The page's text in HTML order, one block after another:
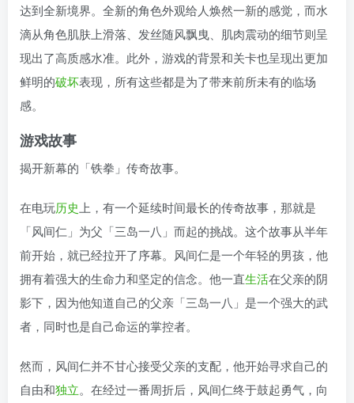
达到全新境界。全新的角色外观给人焕然一新的感觉，而水
滴从角色肌肤上滑落、发丝随风飘曳、肌肉震动的细节则呈
现出了高质感水准。此外，游戏的背景和关卡也呈现出更加
鲜明的破坏表现，所有这些都是为了带来前所未有的临场
感。
游戏故事
揭开新幕的「铁拳」传奇故事。
在电玩历史 上，有一个延续时间最长的传奇故事，那就是
「风间仁」为父「三岛一八」而起的挑战。这个故事从半年
前开始，就已经拉开了序幕。风间仁是一个年轻的男孩，他
拥有着强大的生命力和坚定的信念。他一直生活在父亲的阴
影下，因为他知道自己的父亲「三岛一八」是一个强大的武
者，同时也是自己命运的掌控者。
然而，风间仁并不甘心接受父亲的支配，他开始寻求自己的
自由和独立。在经过一番周折后，风间仁终于鼓起勇气，向